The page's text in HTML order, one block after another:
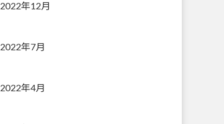
2022年12月
2022年7月
2022年4月